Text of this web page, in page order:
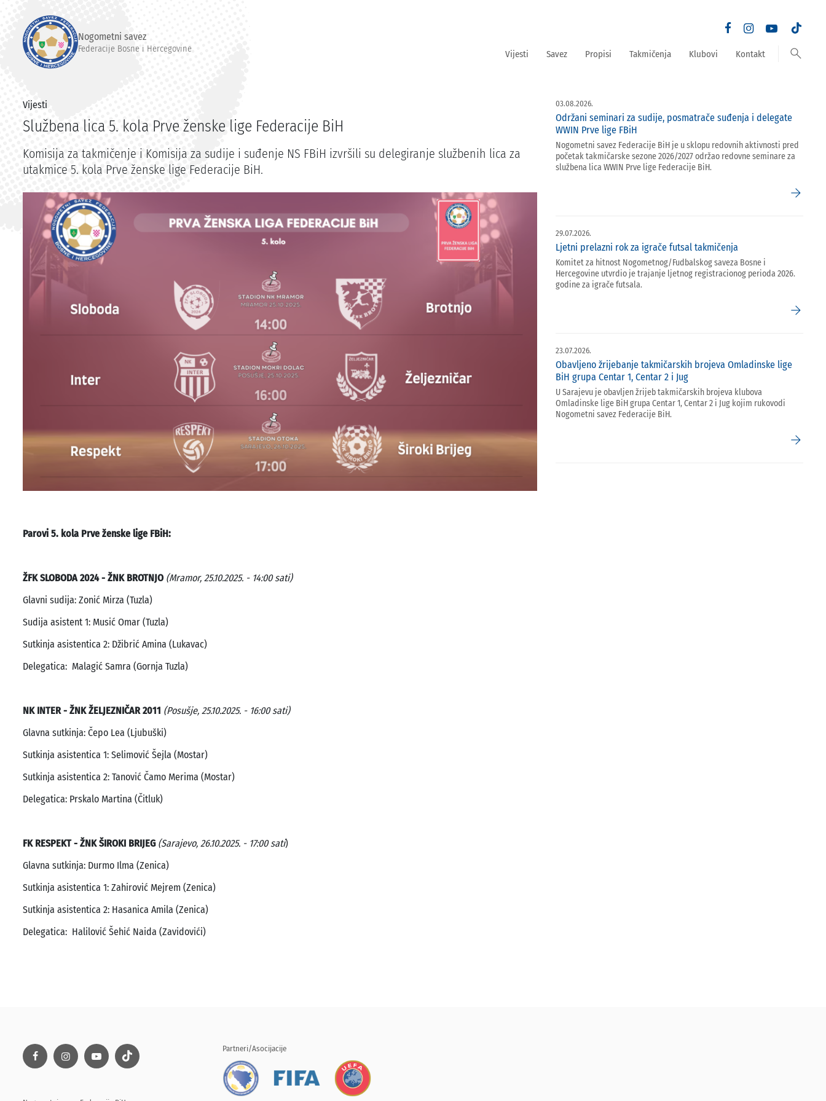
Nogometni savez
Federacije Bosne i Hercegovine Vijesti Savez Propisi Takmičenja Klubovi Kontakt search
Vijesti
Službena lica 5. kola Prve ženske lige Federacije BiH
Komisija za takmičenje i Komisija za sudije i suđenje NS FBiH izvršili su delegiranje službenih lica za
utakmice 5. kola Prve ženske lige Federacije BiH.
Parovi 5. kola Prve ženske lige FBiH:
ŽFK SLOBODA 2024 - ŽNK BROTNJO (Mramor, 25.10.2025. - 14:00 sati)
Glavni sudija: Zonić Mirza (Tuzla)
Sudija asistent 1: Musić Omar (Tuzla)
Sutkinja asistentica 2: Džibrić Amina (Lukavac)
Delegatica: Malagić Samra (Gornja Tuzla)
NK INTER - ŽNK ŽELJEZNIČAR 2011 (Posušje, 25.10.2025. - 16:00 sati)
Glavna sutkinja: Čepo Lea (Ljubuški)
Sutkinja asistentica 1: Selimović Šejla (Mostar)
Sutkinja asistentica 2: Tanović Čamo Merima (Mostar)
Delegatica: Prskalo Martina (Čitluk)
FK RESPEKT - ŽNK ŠIROKI BRIJEG (Sarajevo, 26.10.2025. - 17:00 sati)
Glavna sutkinja: Durmo Ilma (Zenica)
Sutkinja asistentica 1: Zahirović Mejrem (Zenica)
Sutkinja asistentica 2: Hasanica Amila (Zenica)
Delegatica: Halilović Šehić Naida (Zavidovići)
03.08.2026.
Održani seminari za sudije, posmatrače suđenja i delegate
WWIN Prve lige FBiH
Nogometni savez Federacije BiH je u sklopu redovnih aktivnosti pred
početak takmičarske sezone 2026/2027 održao redovne seminare za
službena lica WWIN Prve lige Federacije BiH.
arrow_forward
29.07.2026.
Ljetni prelazni rok za igrače futsal takmičenja
Komitet za hitnost Nogometnog/Fudbalskog saveza Bosne i
Hercegovine utvrdio je trajanje ljetnog registracionog perioda 2026.
godine za igrače futsala.
arrow_forward
23.07.2026.
Obavljeno žrijebanje takmičarskih brojeva Omladinske lige
BiH grupa Centar 1, Centar 2 i Jug
U Sarajevu je obavljen žrijeb takmičarskih brojeva klubova
Omladinske lige BiH grupa Centar 1, Centar 2 i Jug kojim rukovodi
Nogometni savez Federacije BiH.
arrow_forward
Partneri/Asocijacije